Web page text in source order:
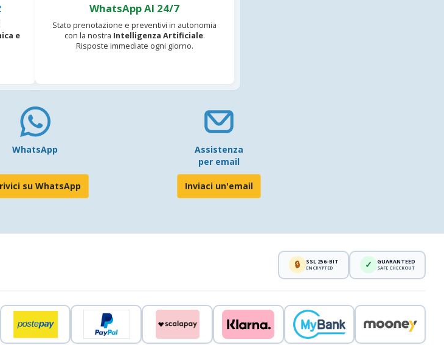
e
WhatsApp AI 24/7
Stato prenotazione e preventivi in autonomia
con la nostra Intelligenza Artificiale.
Risposte immediate ogni giorno.
WhatsApp
su WhatsApp
Assistenza
per email
Inviaci un'email
🔒 SSL 256-BIT
ENCRYPTED ✓ GUARANTEED
SAFE CHECKOUT